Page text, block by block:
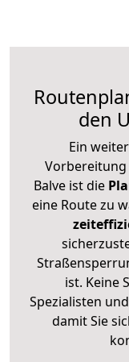
den
Ein
Vorbereitung
Balve ist die
eine Route zu
ist. Keine
Spezialisten
damit Sie